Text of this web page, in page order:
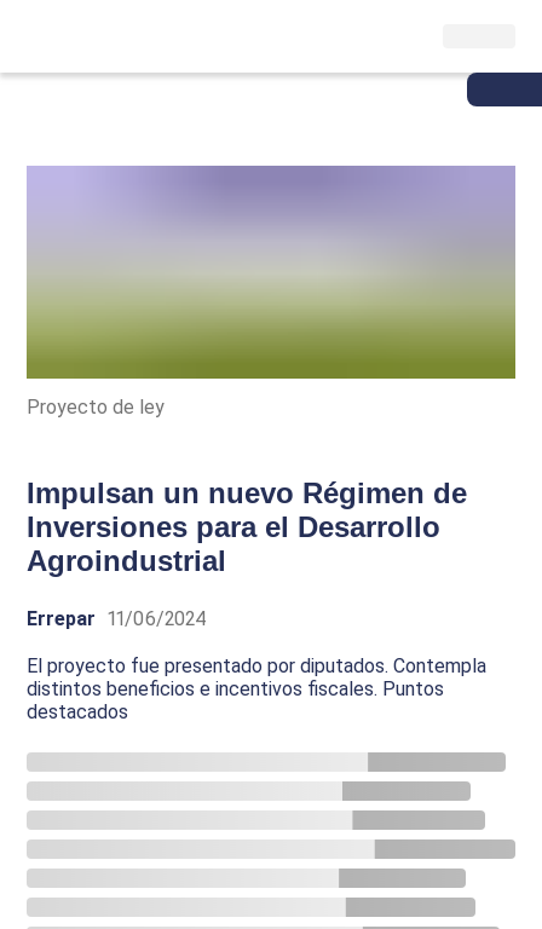
Proyecto de ley
Impulsan un nuevo Régimen de
Inversiones para el Desarrollo
Agroindustrial
Errepar 11/06/2024
El proyecto fue presentado por diputados. Contempla
distintos beneficios e incentivos fiscales. Puntos
destacados